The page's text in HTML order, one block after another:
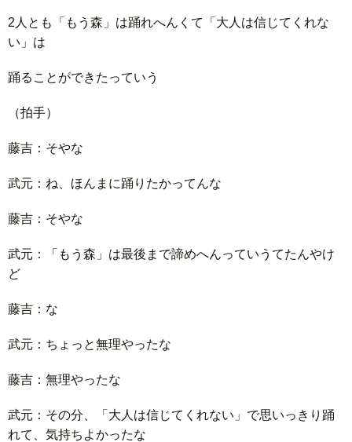
2人とも「もう森」は踊れへんくて「大人は信じてくれな
い」は
踊ることができたっていう
（拍手）
藤吉：そやな
武元：ね、ほんまに踊りたかってんな
藤吉：そやな
武元：「もう森」は最後まで諦めへんっていうてたんやけ
ど
藤吉：な
武元：ちょっと無理やったな
藤吉：無理やったな
武元：その分、「大人は信じてくれない」で思いっきり踊
れて、気持ちよかったな